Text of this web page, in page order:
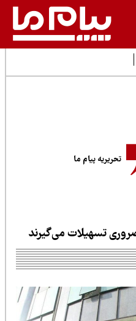
پیام ما
تسهیلات می‌گیرند